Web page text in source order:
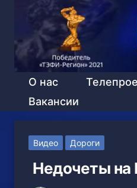
О нас
Вакансии
Видео Дороги
Недочеты на